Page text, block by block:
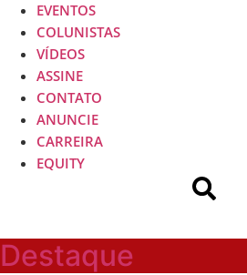
EVENTOS
COLUNISTAS
VÍDEOS
ASSINE
CONTATO
ANUNCIE
CARREIRA
EQUITY
Destaque